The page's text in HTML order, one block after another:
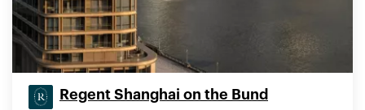
Regent Shanghai on the Bund